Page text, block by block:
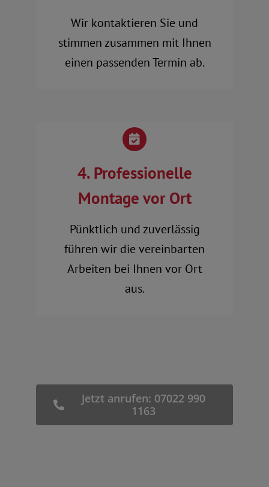
Wir kontaktieren Sie und
stimmen zusammen mit Ihnen
einen passenden Termin ab.
4. Professionelle
Montage vor Ort
Pünktlich und zuverlässig
führen wir die vereinbarten
Arbeiten bei Ihnen vor Ort
aus.
Jetzt anrufen: 07022 990
1163